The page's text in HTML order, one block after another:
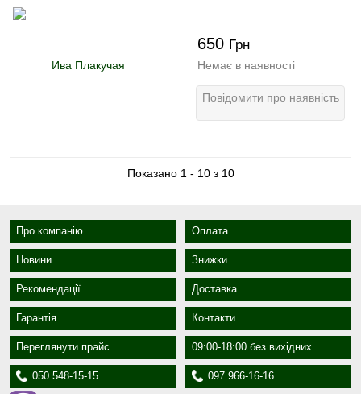
650 Грн
Немає в наявності
Повідомити про наявність
Показано 1 - 10 з 10
Про компанію Оплата
Новини Знижки
Рекомендації Доставка
Гарантія Контакти
Переглянути прайс 09:00-18:00 без вихідних
050 548-15-15 097 966-16-16